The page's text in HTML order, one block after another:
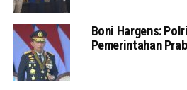
Boni Hargens:
Pemerintahan